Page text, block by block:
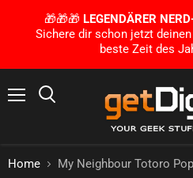
🎁🎁🎁 LEGENDÄRER
Sichere dir schon jetzt
beste Zeit des
Home My Neighbour Totoro